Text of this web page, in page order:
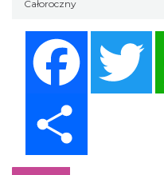
Całoroczny